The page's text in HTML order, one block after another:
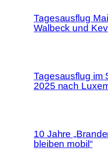
Tagesausflug
Walbeck und
Tagesausflug im
2025 nach
10 Jahre
bleiben mobil“